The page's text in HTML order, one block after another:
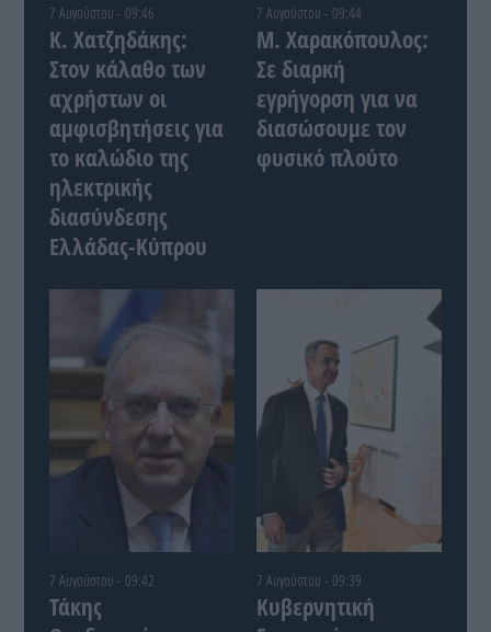
7 Αυγούστου - 09:46
Κ. Χατζηδάκης:
Στον κάλαθο των
αχρήστων οι
αμφισβητήσεις για
το καλώδιο της
ηλεκτρικής
διασύνδεσης
Ελλάδας-Κύπρου
7 Αυγούστου - 09:44
Μ. Χαρακόπουλος:
Σε διαρκή
εγρήγορση για να
διασώσουμε τον
φυσικό πλούτο
7 Αυγούστου - 09:42
Τάκης
7 Αυγούστου - 09:39
Κυβερνητική